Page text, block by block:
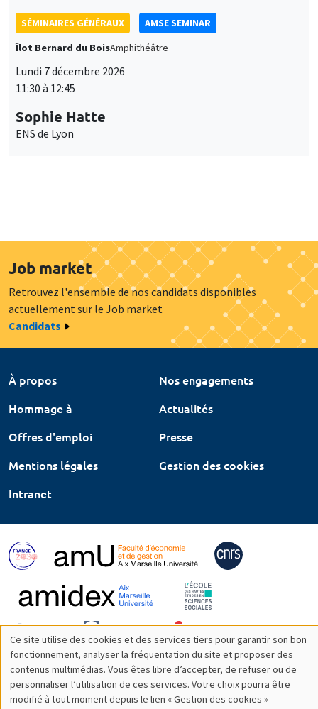
SÉMINAIRES GÉNÉRAUX
AMSE SEMINAR
Îlot Bernard du BoisAmphithéâtre
Lundi 7 décembre 2026
11:30 à 12:45
Sophie Hatte
ENS de Lyon
Job market
Retrouvez l'ensemble de nos candidats disponibles
actuellement sur le Job market
Candidats
À propos
Nos engagements
Hommage à
Actualités
Offres d'emploi
Presse
Mentions légales
Gestion des cookies
Intranet
Utilisation
des
Ce site utilise des cookies et des services tiers pour garantir son bon
fonctionnement, analyser la fréquentation du site et proposer des
contenus multimédias. Vous êtes libre d’accepter, de refuser ou de
personnaliser l’utilisation de ces services. Votre choix pourra être
modifié à tout moment depuis le lien « Gestion des cookies »